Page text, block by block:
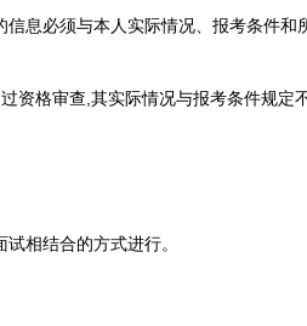
息必须与本人实际情况、报考条件和
格审查,其实际情况与报考条件规定不
相结合的方式进行。